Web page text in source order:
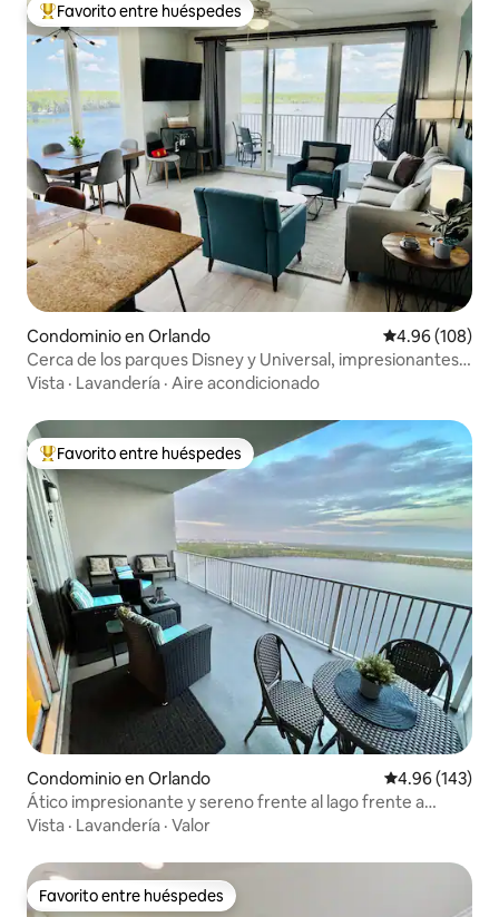
De los mejores en Favorito entre huéspedes
Favorito entre huéspedes
Condominio en Orlando Calificación
4.96 (108)
Cerca de los parques Disney y Universal, impresionantes
vistas al lago
Vista · Lavandería · Aire acondicionado
De los mejores en Favorito entre huéspedes
Favorito entre huéspedes
Condominio en Orlando Calificación
4.96 (143)
Ático impresionante y sereno frente al lago frente a
Disney
Vista · Lavandería · Valor
Favorito entre huéspedes
Favorito entre huéspedes